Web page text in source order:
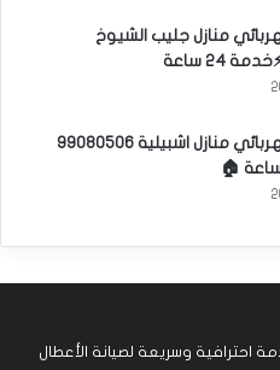
منازل جليب الشيوخ
رقم فني كهربائي منازل اشبيلية 99080506
وسريعة لصيانة الأعطال